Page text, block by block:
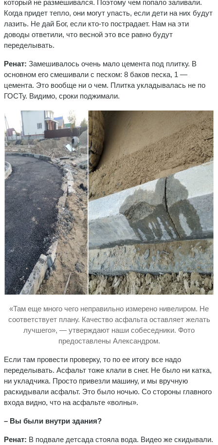
который не размешивался. Поэтому чем попало заливали.
Когда придет тепло, они могут упасть, если дети на них будут
лазить. Не дай Бог, если кто-то пострадает. Нам на эти
доводы ответили, что весной это все равно будут
переделывать.
Ренат: Замешивалось очень мало цемента под плитку. В
основном его смешивали с песком: 8 баков песка, 1 —
цемента. Это вообще ни о чем. Плитка укладывалась не по
ГОСТу. Видимо, сроки поджимали.
«Там еще много чего неправильно измерено нивелиром. Не
соответствует плану. Качество асфальта оставляет желать
лучшего», — утверждают наши собеседники. Фото
предоставлены Александром.
Если там провести проверку, то по ее итогу все надо
переделывать. Асфальт тоже клали в снег. Не было ни катка,
ни укладчика. Просто привезли машину, и мы вручную
раскидывали асфальт. Это было ночью. Со стороны главного
входа видно, что на асфальте «волны».
– Вы были внутри здания?
Ренат: В подвале детсада стояла вода. Видео же скидывали.